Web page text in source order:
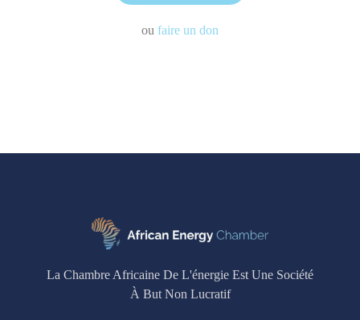
ou faire un don
La Chambre Africaine De L'énergie Est Une Société
À But Non Lucratif